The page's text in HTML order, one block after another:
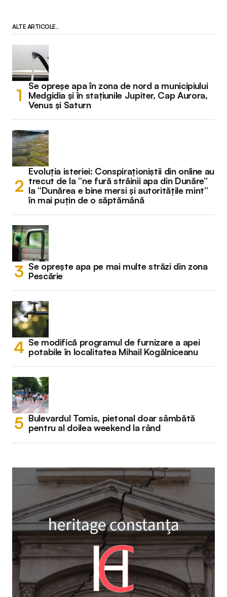
ALTE ARTICOLE...
Se opreșe apa în zona de nord a municipiului
Medgidia și în stațiunile Jupiter, Cap Aurora,
Venus și Saturn
Evoluția isteriei: Conspiraționiștii din online au
trecut de la “ne fură străinii apa din Dunăre”
la “Dunărea e bine mersi și autoritățile mint”
în mai puțin de o săptămână
Se oprește apa pe mai multe străzi din zona
Pescărie
Se modifică programul de furnizare a apei
potabile în localitatea Mihail Kogălniceanu
Bulevardul Tomis, pietonal doar sâmbătă
pentru al doilea weekend la rând